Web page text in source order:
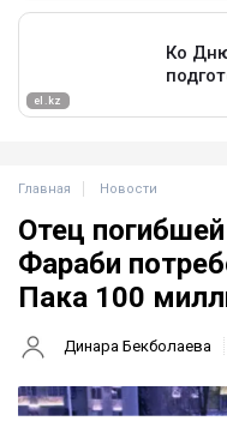
Главная Новости
Отец
Фараби
Пака 100
Динара Бекболаева